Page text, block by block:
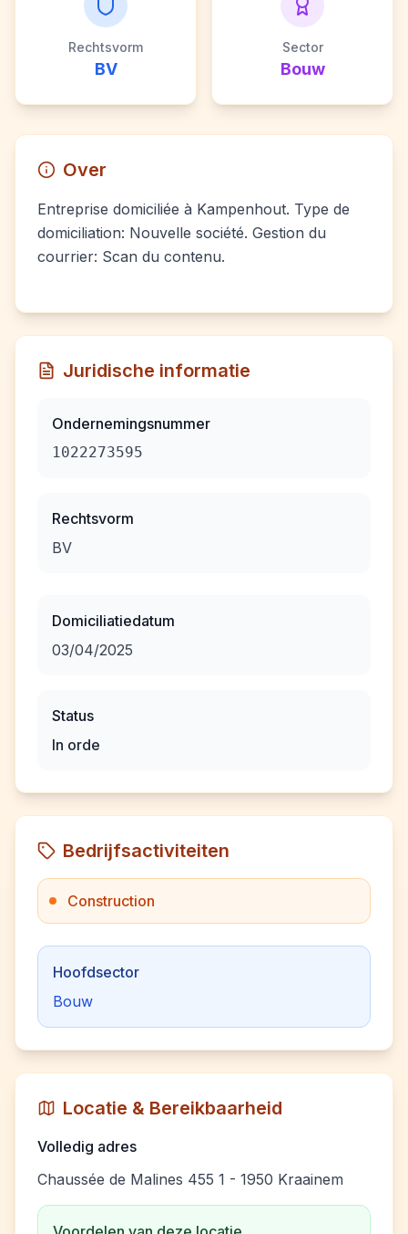
Rechtsvorm
BV
Sector
Bouw
Over
Entreprise domiciliée à Kampenhout. Type de
domiciliation: Nouvelle société. Gestion du
courrier: Scan du contenu.
Juridische informatie
Ondernemingsnummer
1022273595
Rechtsvorm
BV
Domiciliatiedatum
03/04/2025
Status
In orde
Bedrijfsactiviteiten
Construction
Hoofdsector
Bouw
Locatie & Bereikbaarheid
Volledig adres
Chaussée de Malines 455 1 - 1950 Kraainem